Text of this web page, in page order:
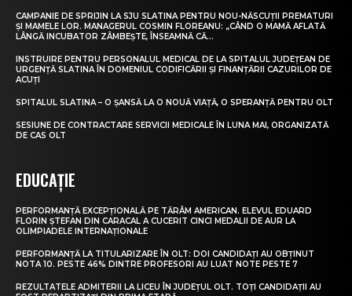
CAMPANIE DE SPRIJIN LA SJU SLATINA PENTRU NOU-NĂSCUȚII PREMATURI
ȘI MAMELE LOR. MANAGERUL COSMIN FLOREANU: „CÂND O MAMĂ AFLATĂ
LÂNGĂ INCUBATOR ZÂMBEȘTE, ÎNSEAMNĂ CĂ...
INSTRUIRE PENTRU PERSONALUL MEDICAL DE LA SPITALUL JUDEȚEAN DE
URGENȚĂ SLATINA ÎN DOMENIUL CODIFICĂRII ȘI FINANȚĂRII CAZURILOR DE
ACUȚI
SPITALUL SLATINA – O ȘANSĂ LA O NOUĂ VIAȚĂ, O SPERANȚĂ PENTRU OLT
SESIUNE DE CONTRACTARE SERVICII MEDICALE ÎN LUNA MAI, ORGANIZATĂ
DE CAS OLT
EDUCAȚIE
PERFORMANȚĂ EXCEPȚIONALĂ PE TĂRÂM AMERICAN. ELEVUL EDUARD
FLORIN ȘTEFAN DIN CARACAL A CUCERIT CINCI MEDALII DE AUR LA
OLIMPIADELE INTERNAȚIONALE
PERFORMANȚĂ LA TITULARIZARE ÎN OLT: DOI CANDIDAȚI AU OBȚINUT
NOTA 10. PESTE 46% DINTRE PROFESORI AU LUAT NOTE PESTE 7
REZULTATELE ADMITERII LA LICEU ÎN JUDEȚUL OLT. TOȚI CANDIDAȚII AU